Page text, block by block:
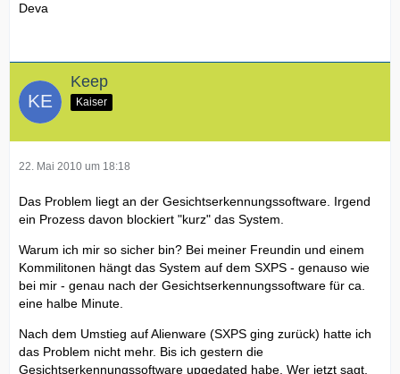
Deva
Keep
Kaiser
22. Mai 2010 um 18:18
Das Problem liegt an der Gesichtserkennungssoftware. Irgend
ein Prozess davon blockiert "kurz" das System.
Warum ich mir so sicher bin? Bei meiner Freundin und einem
Kommilitonen hängt das System auf dem SXPS - genauso wie
bei mir - genau nach der Gesichtserkennungssoftware für ca.
eine halbe Minute.
Nach dem Umstieg auf Alienware (SXPS ging zurück) hatte ich
das Problem nicht mehr. Bis ich gestern die
Gesichtserkennungssoftware upgedated habe. Wer jetzt sagt,